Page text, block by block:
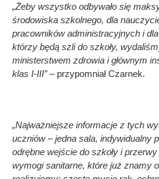
„Żeby wszystko odbywało się
środowiska szkolnego, dla
pracowników administracyjnych i
którzy będą szli do szkoły,
ministerstwem zdrowia i głównym
klas I-III”– przypomniał Czarnek.
„Najważniejsze informacje z tych
uczniów – jedna sala, indywidualny
odrębne wejście do szkoły i
wymogi sanitarne, które już znamy